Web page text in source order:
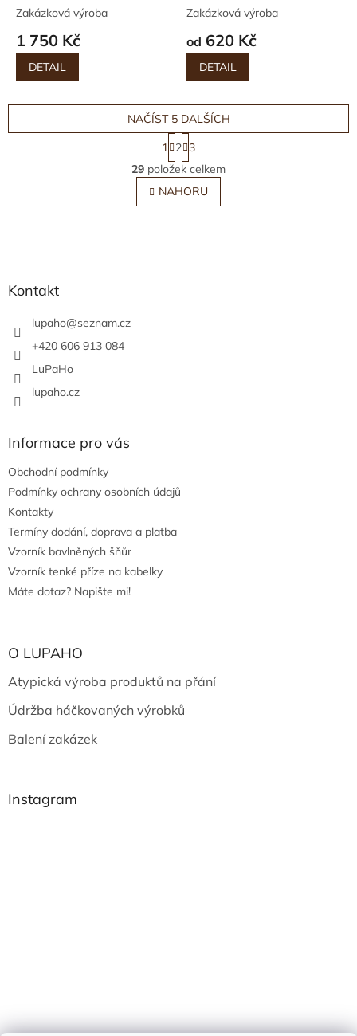
Zakázková výroba
1 750 Kč
DETAIL
Zakázková výroba
od 620 Kč
DETAIL
O
v
l
á
NAČÍST 5 DALŠÍCH
S
t
r
á
n
k
v
1 2 3
29 položek celkem
NAHORU
Z
Kontakt
lupaho@seznam.cz
+420 606 913 084
LuPaHo
lupaho.cz
Informace pro vás
Obchodní podmínky
Podmínky ochrany osobních údajů
Kontakty
Termíny dodání, doprava a platba
Vzorník bavlněných šňůr
Vzorník tenké příze na kabelky
Máte dotaz? Napište mi!
O LUPAHO
Atypická výroba produktů na přání
Údržba háčkovaných výrobků
Balení zakázek
Instagram